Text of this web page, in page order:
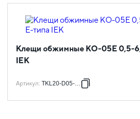
Клещи обжимные КО-05Е 0,5-
IEK
Артикул: TKL20-D05-006